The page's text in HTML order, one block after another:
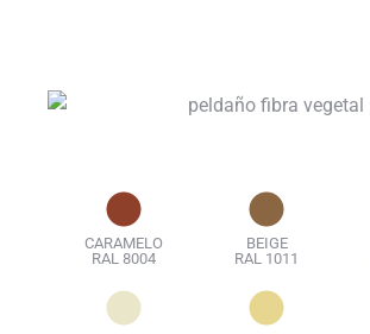
CARAMELO
RAL 8004
BEIGE
RAL 1011